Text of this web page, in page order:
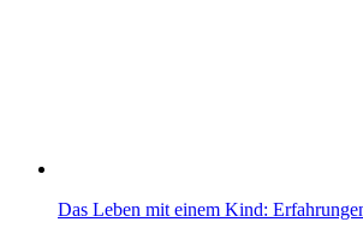
Das Leben mit einem Kind: